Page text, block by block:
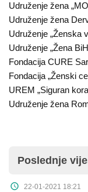
Udruženje žena
Udruženje žena
Udruženje „Ženska
Udruženje „Žena
Fondacija CURE
Fondacija „Ženski
UREM „Siguran
Udruženje žena
Poslednje
22-01-2021 18:21